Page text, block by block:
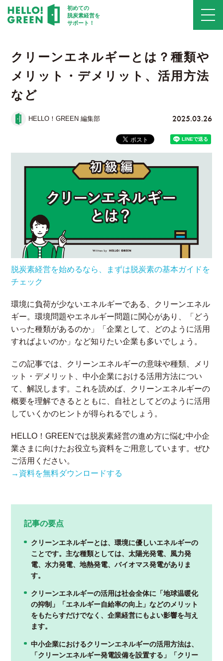
初めての
脱炭素経営を
サポート！
クリーンエネルギーとは？種類や
メリット・デメリット、活用方法
など
HELLO！GREEN 編集部 2025.03.26
脱炭素経営を始めるなら、まずは脱炭素の基本ガイドを
チェック
環境に負荷が少ないエネルギーである、クリーンエネル
ギー。環境問題やエネルギー問題に関心があり、「どう
いった種類があるのか」「企業として、どのように活用
すればよいのか」など知りたい企業も多いでしょう。
この記事では、クリーンエネルギーの意味や種類、メリ
ット・デメリット、中小企業における活用方法につい
て、解説します。これを読めば、クリーンエネルギーの
概要を理解できるとともに、自社としてどのように活用
していくかのヒントが得られるでしょう。
HELLO！GREENでは脱炭素経営の進め方に悩む中小企
業さまに向けたお役立ち資料をご用意しています。ぜひ
ご活用ください。
→資料を無料ダウンロードする
記事の要点
クリーンエネルギーとは、環境に優しいエネルギーの
ことです。主な種類としては、太陽光発電、風力発
電、水力発電、地熱発電、バイオマス発電がありま
す。
クリーンエネルギーの活用は社会全体に「地球温暖化
の抑制」「エネルギー自給率の向上」などのメリット
をもたらすだけでなく、企業経営にもよい影響を与え
ます。
中小企業におけるクリーンエネルギーの活用方法は、
「クリーンエネルギー発電設備を設置する」「クリー